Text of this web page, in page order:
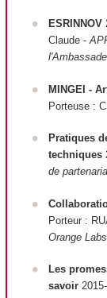
ESRINNOV
Claude -
MINGEI -
Porteuse :
Pratiques
techniques
de
Porteur :
Orange Labs
Les
savoir